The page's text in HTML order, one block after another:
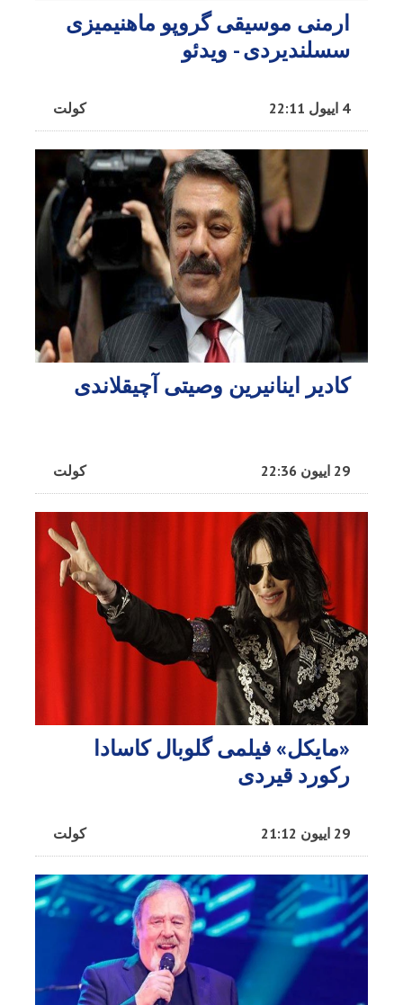
ارمنی موسیقی گروپو ماهنیمیزی
سسلندیردی - ویدئو
کولت 4 اییول 22:11
کادیر اینانیرین وصیتی آچیقلاندی
کولت 29 اییون 22:36
«مایکل» فیلمی گلوبال کاسادا
رکورد قیردی
کولت 29 اییون 21:12